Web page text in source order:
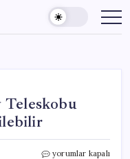
Teleskobu
NASA’nın
yorumlar kapalı